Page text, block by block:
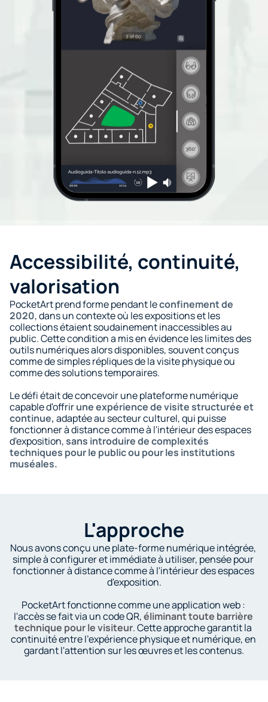
Accessibilité, continuité,
valorisation
PocketArt prend forme pendant le confinement de
2020, dans un contexte où les expositions et les
collections étaient soudainement inaccessibles au
public. Cette condition a mis en évidence les limites des
outils numériques alors disponibles, souvent conçus
comme de simples répliques de la visite physique ou
comme des solutions temporaires.
Le défi était de concevoir une plateforme numérique
capable d'offrir une expérience de visite structurée et
continue, adaptée au secteur culturel, qui puisse
fonctionner à distance comme à l'intérieur des espaces
d'exposition, sans introduire de complexités
techniques pour le public ou pour les institutions
muséales.
L'approche
Nous avons conçu une plate-forme numérique intégrée,
simple à configurer et immédiate à utiliser, pensée pour
fonctionner à distance comme à l'intérieur des espaces
d'exposition.
PocketArt fonctionne comme une application web :
l'accès se fait via un code QR, éliminant toute barrière
technique pour le visiteur. Cette approche garantit la
continuité entre l'expérience physique et numérique, en
gardant l'attention sur les œuvres et les contenus.